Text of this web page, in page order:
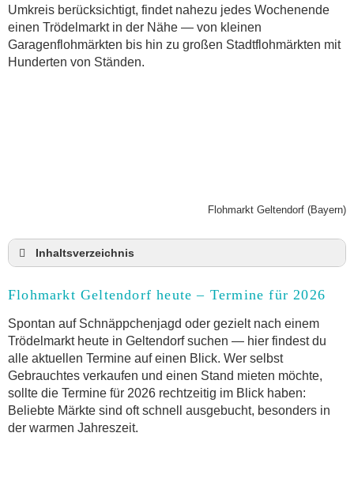
Umkreis berücksichtigt, findet nahezu jedes Wochenende
einen Trödelmarkt in der Nähe — von kleinen
Garagenflohmärkten bis hin zu großen Stadtflohmärkten mit
Hunderten von Ständen.
Flohmarkt Geltendorf (Bayern)
Inhaltsverzeichnis
Anmeldung & Standgebühr auf dem Trödelmarkt
Online-Flohmarkt Geltendorf
Welche Trödelmarkt-Typen gibt es?
Aktuelle Flohmarkt-Termine für Geltendorf und
Umgebung
Kleinanzeigen Geltendorf als Alternative zum
Trödelmarkt
Flohmarkt Geltendorf heute – Termine für 2026
Spontan auf Schnäppchenjagd oder gezielt nach einem
Trödelmarkt heute in Geltendorf suchen — hier findest du
alle aktuellen Termine auf einen Blick. Wer selbst
Gebrauchtes verkaufen und einen Stand mieten möchte,
sollte die Termine für 2026 rechtzeitig im Blick haben:
Beliebte Märkte sind oft schnell ausgebucht, besonders in
der warmen Jahreszeit.